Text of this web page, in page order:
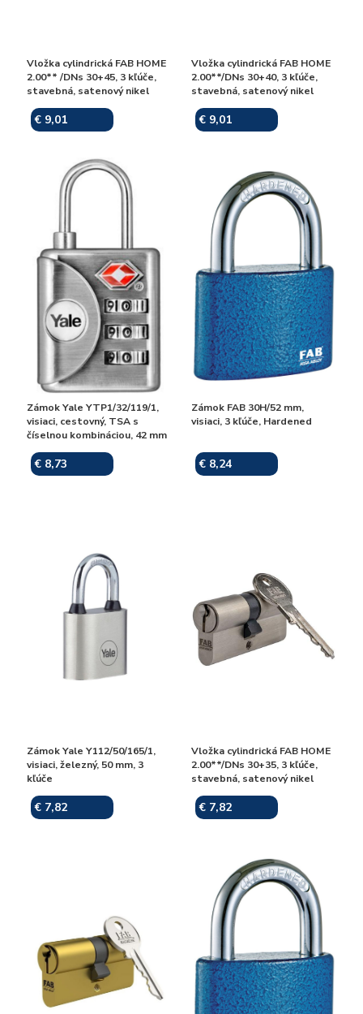
Vložka cylindrická FAB HOME
2.00** /DNs 30+45, 3 kľúče,
stavebná, satenový nikel
€ 9,01
Vložka cylindrická FAB HOME
2.00**/DNs 30+40, 3 kľúče,
stavebná, satenový nikel
€ 9,01
Zámok Yale YTP1/32/119/1,
visiaci, cestovný, TSA s
číselnou kombináciou, 42 mm
€ 8,73
Zámok FAB 30H/52 mm,
visiaci, 3 kľúče, Hardened
€ 8,24
Zámok Yale Y112/50/165/1,
visiaci, železný, 50 mm, 3
kľúče
€ 7,82
Vložka cylindrická FAB HOME
2.00**/DNs 30+35, 3 kľúče,
stavebná, satenový nikel
€ 7,82